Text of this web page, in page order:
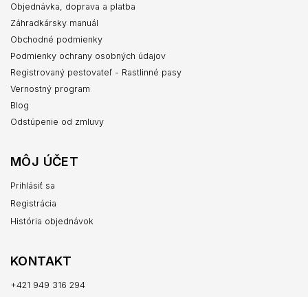
Objednávka, doprava a platba
Záhradkársky manuál
Obchodné podmienky
Podmienky ochrany osobných údajov
Registrovaný pestovateľ - Rastlinné pasy
Vernostný program
Blog
Odstúpenie od zmluvy
MÔJ ÚČET
Prihlásiť sa
Registrácia
História objednávok
KONTAKT
+421 949 316 294